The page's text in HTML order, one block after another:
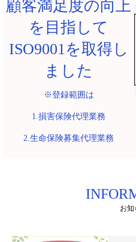
顧客満足度の向上
を目指して
ISO9001を取得し
ました
※登録範囲は
1.損害保険代理業務
2.生命保険募集代理業務
お知